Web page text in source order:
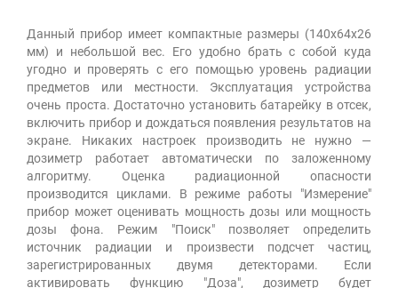
Данный прибор имеет компактные размеры (140x64x26
мм) и небольшой вес. Его удобно брать с собой куда
угодно и проверять с его помощью уровень радиации
предметов или местности. Эксплуатация устройства
очень проста. Достаточно установить батарейку в отсек,
включить прибор и дождаться появления результатов на
экране. Никаких настроек производить не нужно —
дозиметр работает автоматически по заложенному
алгоритму. Оценка радиационной опасности
производится циклами. В режиме работы "Измерение"
прибор может оценивать мощность дозы или мощность
дозы фона. Режим "Поиск" позволяет определить
источник радиации и произвести подсчет частиц,
зарегистрированных двумя детекторами. Если
активировать функцию "Доза", дозиметр будет